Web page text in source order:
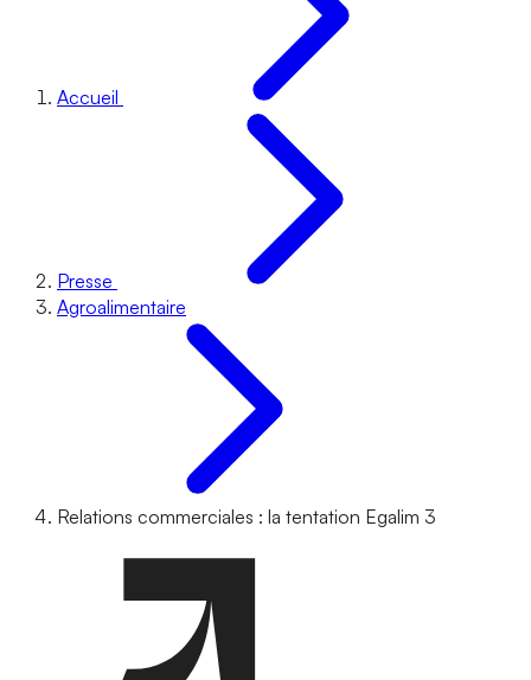
Accueil
Presse
Agroalimentaire
Relations commerciales : la tentation Egalim 3